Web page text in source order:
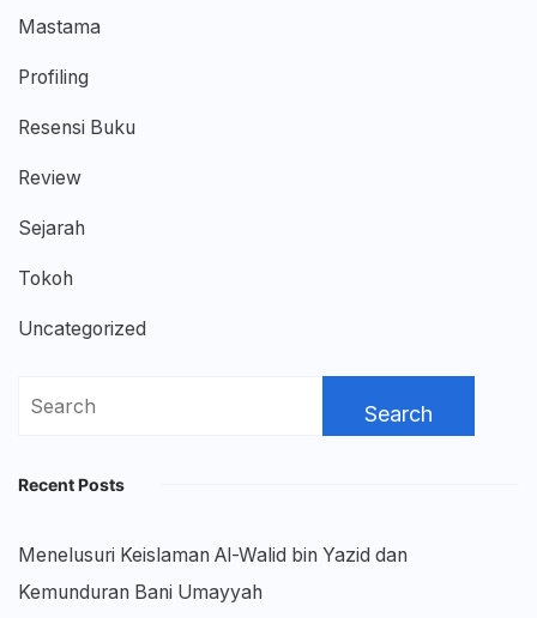
Mastama
Profiling
Resensi Buku
Review
Sejarah
Tokoh
Uncategorized
Search
Recent Posts
Menelusuri Keislaman Al-Walid bin Yazid dan
Kemunduran Bani Umayyah